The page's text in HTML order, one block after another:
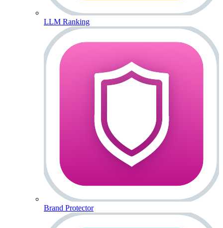
LLM Ranking
Brand Protector